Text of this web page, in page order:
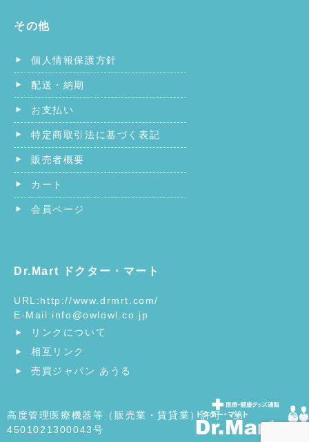
その他
個人情報保護方針
配送・納期
お支払い
特定商取引法に基づく表記
販売者概要
カート
会員ページ
Dr.Mart ドクター・マート
URL:http://www.drmrt.com/
E-Mail:info@owlowl.co.jp
リンクについて
相互リンク
売買ジャパン あうる
高度管理医療機器等（販売業・賃貸業）許可 第
4501021300043号